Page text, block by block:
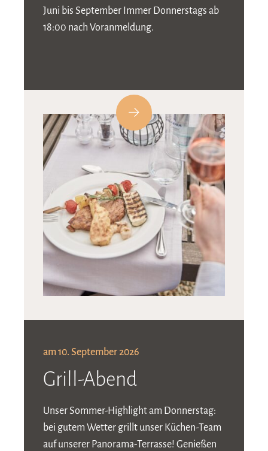
Juni bis September Immer Donnerstags ab
18:00 nach Voranmeldung.
am 10. September 2026
Grill-Abend
Unser Sommer-Highlight am Donnerstag:
bei gutem Wetter grillt unser Küchen-Team
auf unserer Panorama-Terrasse! Genießen